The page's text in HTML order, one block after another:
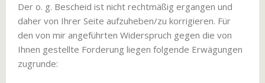
Der o. g. Bescheid ist nicht rechtmäßig ergangen und
daher von Ihrer Seite aufzuheben/zu korrigieren. Für
den von mir angeführten Widerspruch gegen die von
Ihnen gestellte Forderung liegen folgende Erwägungen
zugrunde: